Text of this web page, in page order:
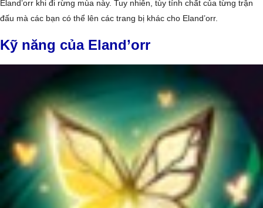
Eland’orr khi đi rừng mùa này. Tuy nhiên, tùy tính chất của từng trận
đấu mà các bạn có thể lên các trang bị khác cho Eland’orr.
Kỹ năng của Eland’orr